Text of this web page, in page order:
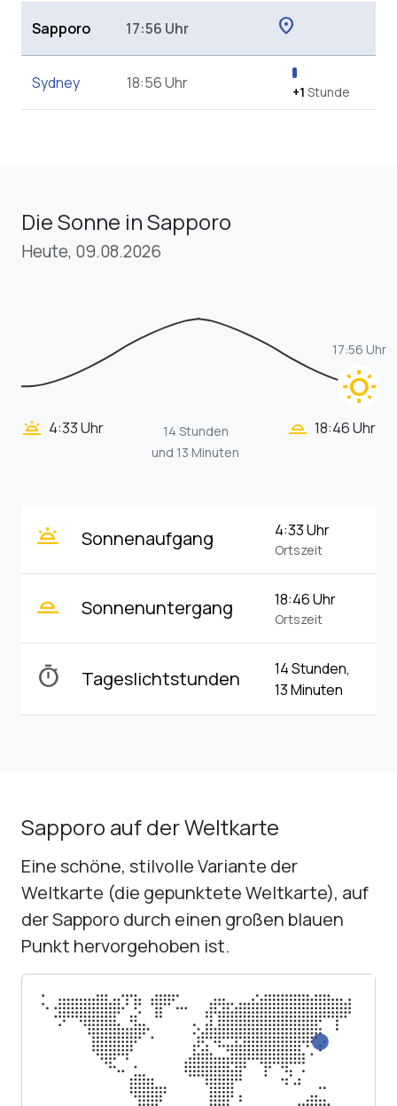
Sapporo 17:56 Uhr location_on
Sydney 18:56 Uhr +1 Stunde
Die Sonne in Sapporo
Heute, 09.08.2026
wb_sunny
17:56 Uhr
wb_twilight 4:33 Uhr
14 Stunden
und 13 Minuten
wb_twilight_2 18:46 Uhr
wb_twilight Sonnenaufgang 4:33 Uhr
Ortszeit
wb_twilight_2 Sonnenuntergang 18:46 Uhr
Ortszeit
timer Tageslichtstunden
14 Stunden,
13 Minuten
Sapporo auf der Weltkarte
Eine schöne, stilvolle Variante der
Weltkarte (die gepunktete Weltkarte), auf
der Sapporo durch einen großen blauen
Punkt hervorgehoben ist.